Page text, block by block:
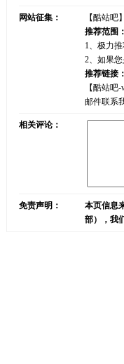
网站征集：
【酷站
推荐范围：
1、极力
2、如果
推荐链接：
【酷站
邮件联系
相关评论：
免责声明：
本页信息
部），我